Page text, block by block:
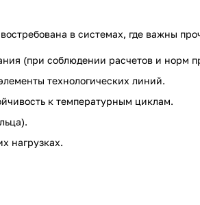
в системах, где важны
(при соблюдении расчетов и норм
технологических линий.
к температурным циклам.
нагрузках.